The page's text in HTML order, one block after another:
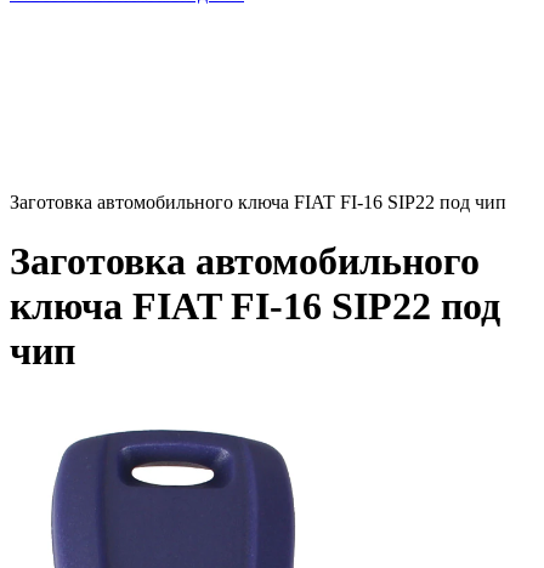
Заготовка автомобильного ключа FIAT FI-16 SIP22 под чип
Заготовка автомобильного
ключа FIAT FI-16 SIP22 под
чип